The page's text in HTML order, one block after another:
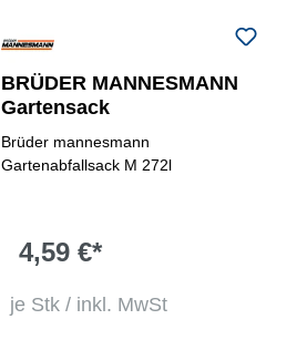
BRÜDER MANNESMANN
Gartensack
Brüder mannesmann
Gartenabfallsack M 272l
4,59 €*
je Stk / inkl. MwSt